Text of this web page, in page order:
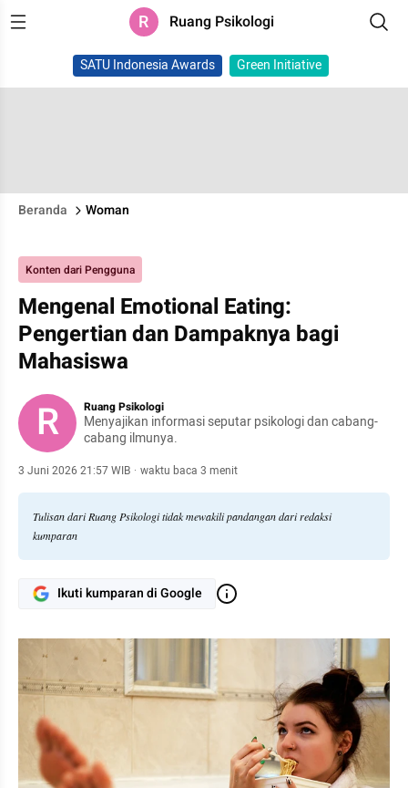
R Ruang Psikologi
SATU Indonesia Awards Green Initiative
Beranda Woman
Konten dari Pengguna
Mengenal Emotional Eating:
Pengertian dan Dampaknya bagi
Mahasiswa
R Ruang Psikologi
Menyajikan informasi seputar psikologi dan cabang-
cabang ilmunya.
3 Juni 2026 21:57 WIB · waktu baca 3 menit
Tulisan dari Ruang Psikologi tidak mewakili pandangan dari redaksi
kumparan
Ikuti kumparan di Google